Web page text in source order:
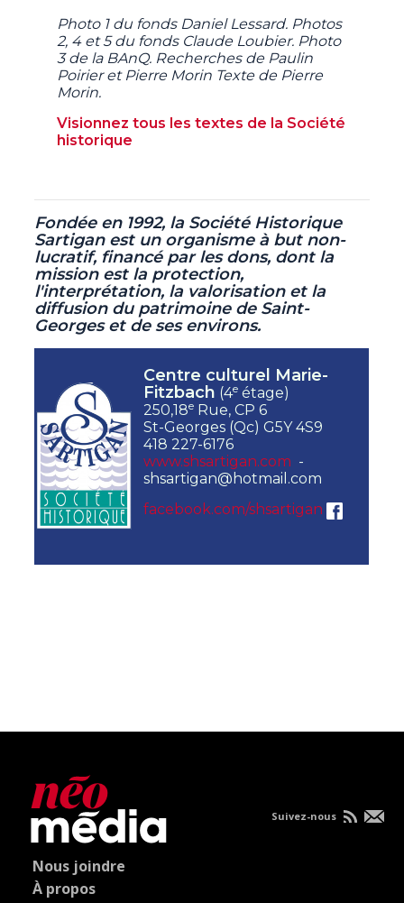
Photo 1 du fonds Daniel Lessard. Photos
2, 4 et 5 du fonds Claude Loubier. Photo
3 de la BAnQ. Recherches de Paulin
Poirier et Pierre Morin Texte de Pierre
Morin.
Visionnez tous les textes de la Société
historique
Fondée en 1992, la Société Historique
Sartigan est un organisme à but non-
lucratif, financé par les dons, dont la
mission est la protection,
l'interprétation, la valorisation et la
diffusion du patrimoine de Saint-
Georges et de ses environs.
Centre culturel Marie-
Fitzbach (4e étage)
250,18e Rue, CP 6
St-Georges (Qc) G5Y 4S9
418 227-6176
www.shsartigan.com -
shsartigan@hotmail.com
facebook.com/shsartigan
Nous joindre
À propos
Suivez-nous